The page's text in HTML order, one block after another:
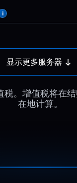
i
显示更多服务器
税。增值税将在
在地计算。